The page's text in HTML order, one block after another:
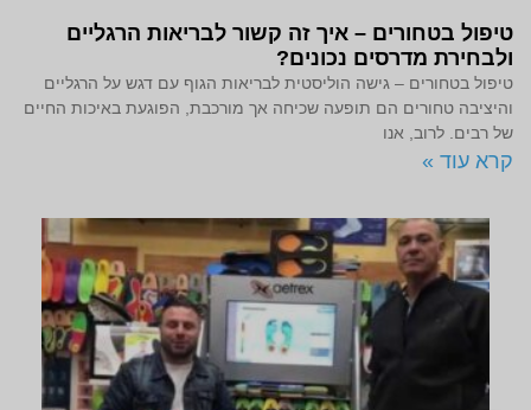
טיפול בטחורים – איך זה קשור לבריאות הרגליים
ולבחירת מדרסים נכונים?
טיפול בטחורים – גישה הוליסטית לבריאות הגוף עם דגש על הרגליים
והיציבה טחורים הם תופעה שכיחה אך מורכבת, הפוגעת באיכות החיים
של רבים. לרוב, אנו
קרא עוד »